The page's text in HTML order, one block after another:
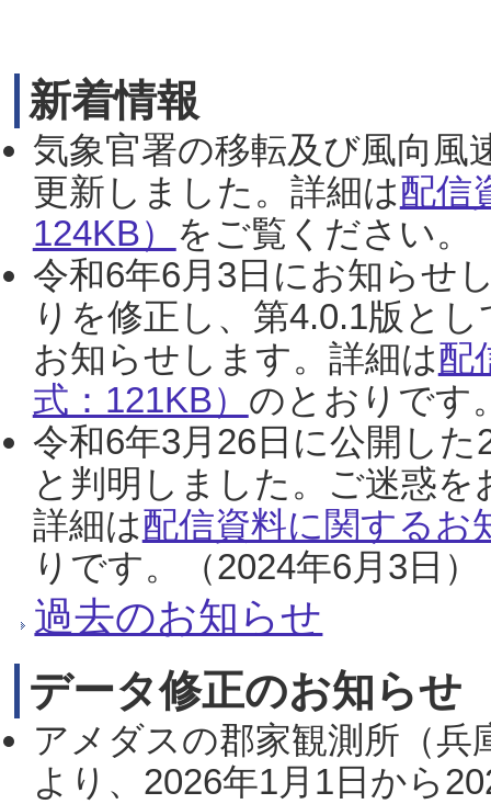
新着情報
気象官署の移転及び風向風
更新しました。詳細は配信
124KB） をご覧ください。
令和6年6月3日にお知らせ
りを修正し、第4.0.1版と
お知らせします。詳細は配
式：121KB） のとおりです
令和6年3月26日に公開し
と判明しました。ご迷惑
詳細は配信資料に関するお
りです。（2024年6月3日）
過去のお知らせ
データ修正のお知らせ
アメダスの郡家観測所（
より、2026年1月1日から